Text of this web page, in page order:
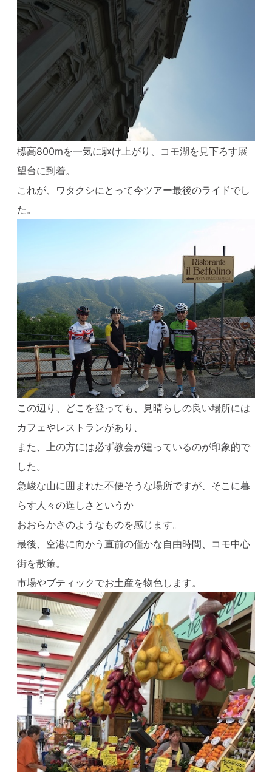
標高800mを一気に駆け上がり、コモ湖を見下ろす展
望台に到着。
これが、ワタクシにとって今ツアー最後のライドでし
た。
この辺り、どこを登っても、見晴らしの良い場所には
カフェやレストランがあり、
また、上の方には必ず教会が建っているのが印象的で
した。
急峻な山に囲まれた不便そうな場所ですが、そこに暮
らす人々の逞しさというか
おおらかさのようなものを感じます。
最後、空港に向かう直前の僅かな自由時間、コモ中心
街を散策。
市場やブティックでお土産を物色します。